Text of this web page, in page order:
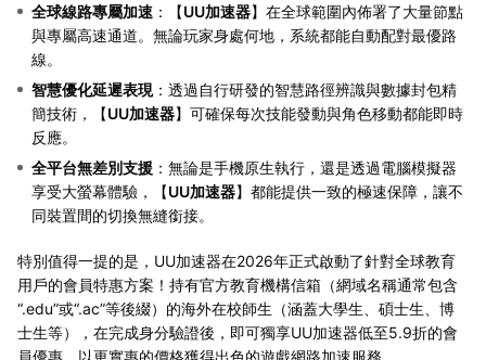
全球線路專屬加速 ：【UU加速器】在全球範圍內佈署了大量節點
與專屬高速通道。無論玩家身處何地，系統都能自動配對最優路
線。
智慧優化延遲表現：透過自行研發的智慧路徑辨識與數據封包精
簡技術，【UU加速器】可確保每次技能發動與角色移動都能即時
反應。
全平台無差別支援 ：無論是手機原生執行，還是透過電腦模擬器
享受大螢幕體驗，【UU加速器】都能提供一致的極速保障，讓不
同裝置間的切換無縫銜接。
特別值得一提的是，UU加速器在2026年正式啟動了針對全球教育
用戶的會員特惠方案！持有官方教育機構信箱（網域名稱通常包含
“.edu”或“.ac”等後綴）的海外在校師生（涵蓋大學生、碩士生、博
士生等），在完成身分驗證後，即可獨享UU加速器低至5.9折的會
員優惠，以更實惠的價格獲得出色的遊戲網路加速服務。